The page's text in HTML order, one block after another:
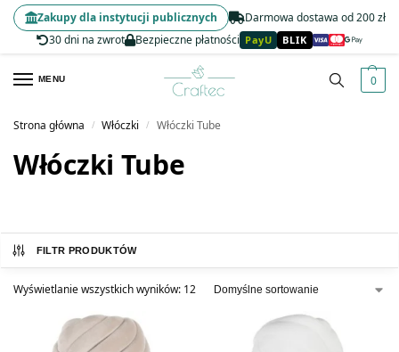
Darmowa dostawa od 200 zł
30 dni na zwrot
Bezpieczne płatności PayU BLIK
Zakupy dla instytucji publicznych
MENU 0
Strona główna / Włóczki / Włóczki Tube
Włóczki Tube
FILTR PRODUKTÓW
Wyświetlanie wszystkich wyników: 12